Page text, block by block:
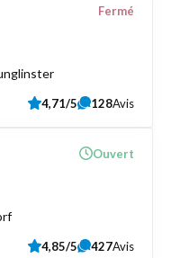
Fermé
4,71/5 128Avis
Ouvert
4,85/5 427Avis